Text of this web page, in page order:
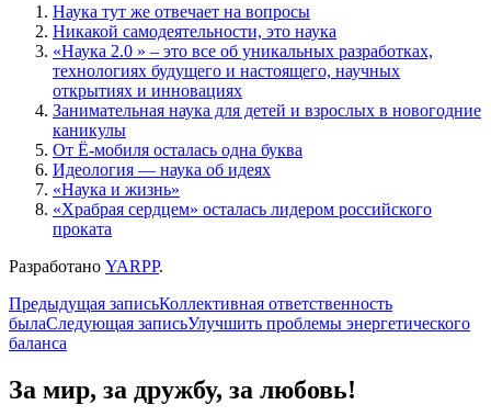
Наука тут же отвечает на вопросы
Никакой самодеятельности, это наука
«Наука 2.0 » – это все об уникальных разработках,
технологиях будущего и настоящего, научных
открытиях и инновациях
Занимательная наука для детей и взрослых в новогодние
каникулы
От Ё-мобиля осталась одна буква
Идеология — наука об идеях
«Наука и жизнь»
«Храбрая сердцем» осталась лидером российского
проката
Разработано YARPP.
Навигация
по
Предыдущая записьКоллективная ответственность
былаСледующая записьУлучшить проблемы энергетического
баланса
За мир, за дружбу, за любовь!